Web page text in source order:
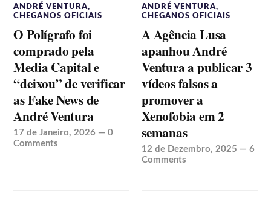
ANDRÉ VENTURA,
CHEGANOS OFICIAIS
O Polígrafo foi
comprado pela
Media Capital e
“deixou” de verificar
as Fake News de
André Ventura
17 de Janeiro, 2026 —0
Comments
ANDRÉ VENTURA,
CHEGANOS OFICIAIS
A Agência Lusa
apanhou André
Ventura a publicar 3
vídeos falsos a
promover a
Xenofobia em 2
semanas
12 de Dezembro, 2025 —6
Comments